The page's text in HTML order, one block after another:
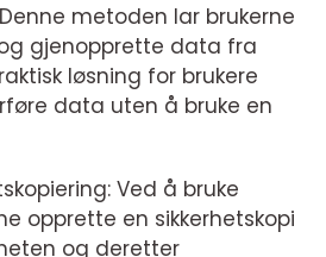
metoden lar brukerne
gjenopprette data fra
løsning for brukere
data uten å bruke en
Ved å bruke
opprette en sikkerhetskopi
og deretter